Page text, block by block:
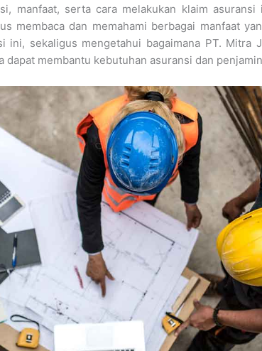
manfaat, serta cara melakukan klaim asuransi
membaca dan memahami berbagai manfaat
ini, sekaligus mengetahui bagaimana PT. Mitra
dapat membantu kebutuhan asuransi dan